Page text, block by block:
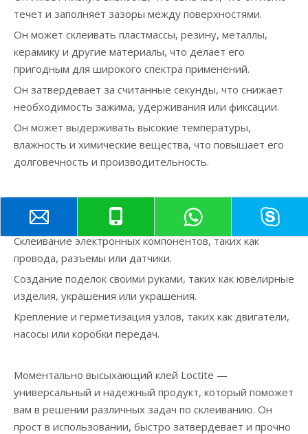
течет и заполняет зазоры между поверхностями.
Он может склеивать пластмассы, резину, металлы,
керамику и другие материалы, что делает его
пригодным для широкого спектра применений.
Он затвердевает за считанные секунды, что снижает
необходимость зажима, удерживания или фиксации.
Он может выдерживать высокие температуры,
влажность и химические вещества, что повышает его
долговечность и производительность.
моментального клея Loctite:
Склеивание электронных компонентов, таких как
провода, разъемы или датчики.
Создание поделок своими руками, таких как ювелирные
изделия, украшения или украшения.
Крепление и герметизация узлов, таких как двигатели,
насосы или коробки передач.
Моментально высыхающий клей Loctite —
универсальный и надежный продукт, который поможет
вам в решении различных задач по склеиванию. Он
прост в использовании, быстро затвердевает и прочно